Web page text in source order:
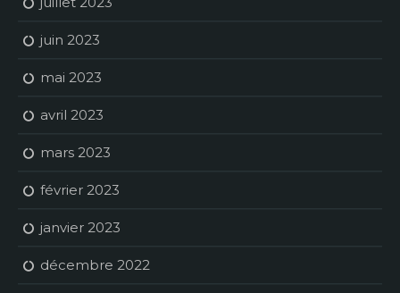
juin 2023
mai 2023
avril 2023
mars 2023
février 2023
janvier 2023
décembre 2022